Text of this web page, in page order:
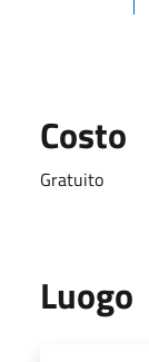
Costo
Gratuito
Luogo